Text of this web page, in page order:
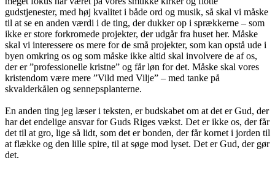
gudstjenester, med høj kvalitet i både ord og musik, så skal vi måske
til at se en anden værdi i de ting, der dukker op i sprækkerne – som
ikke er store forkromede projekter, der udgår fra huset her. Måske
skal vi interessere os mere for de små projekter, som kan opstå ude i
byen omkring os og som måske ikke altid skal involvere de af os,
der er ”professionelle kristne” og får løn for det. Måske skal vores
kristendom være mere ”Vild med Vilje” – med tanke på
skvalderkålen og sennepsplanterne.
En anden ting jeg læser i teksten, er budskabet om at det er Gud, der
har det endelige ansvar for Guds Riges vækst. Det er ikke os, der får
det til at gro, lige så lidt, som det er bonden, der får kornet i jorden til
at flække og den lille spire, til at søge mod lyset. Det er Gud, der gør
det.